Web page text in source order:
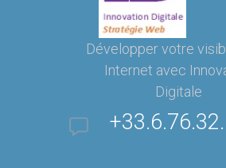
Développer votre
Internet avec
Digitale